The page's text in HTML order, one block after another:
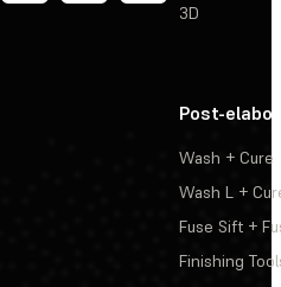
3D
Post-
Wash + Cure
Wash L +
Fuse Sift +
Finishing